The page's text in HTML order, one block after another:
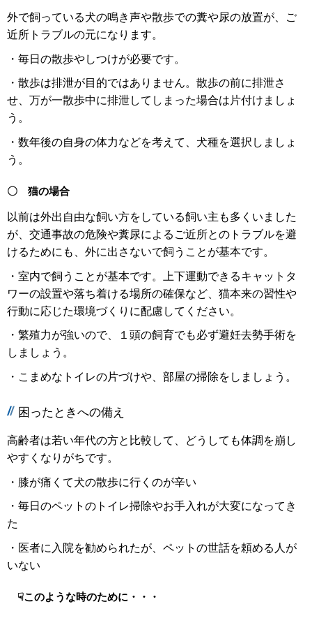
外で飼っている犬の鳴き声や散歩での糞や尿の放置が、ご
近所トラブルの元になります。
・毎日の散歩やしつけが必要です。
・散歩は排泄が目的ではありません。散歩の前に排泄さ
せ、万が一散歩中に排泄してしまった場合は片付けましょ
う。
・数年後の自身の体力などを考えて、犬種を選択しましょ
う。
〇 猫の場合
以前は外出自由な飼い方をしている飼い主も多くいました
が、交通事故の危険や糞尿によるご近所とのトラブルを避
けるためにも、外に出さないで飼うことが基本です。
・室内で飼うことが基本です。上下運動できるキャットタ
ワーの設置や落ち着ける場所の確保など、猫本来の習性や
行動に応じた環境づくりに配慮してください。
・繁殖力が強いので、１頭の飼育でも必ず避妊去勢手術を
しましょう。
・こまめなトイレの片づけや、部屋の掃除をしましょう。
困ったときへの備え
高齢者は若い年代の方と比較して、どうしても体調を崩し
やすくなりがちです。
・膝が痛くて犬の散歩に行くのが辛い
・毎日のペットのトイレ掃除やお手入れが大変になってき
た
・医者に入院を勧められたが、ペットの世話を頼める人が
いない
☟このような時のために・・・